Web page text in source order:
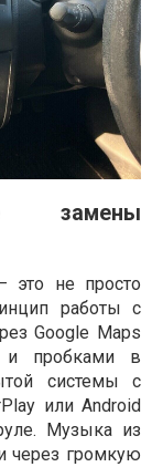
замены
не просто
работы с
Google Maps
и пробками в
системы с
или Android
Музыка из
через громкую